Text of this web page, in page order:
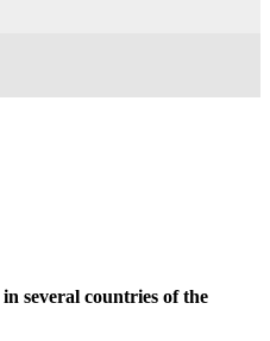
several countries of the